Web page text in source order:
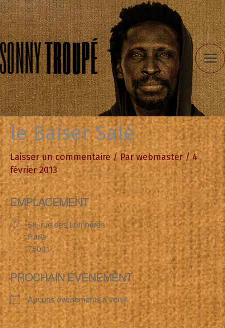
Aller
au
contenu
le Baiser Salé
Laisser un commentaire / Parwebmaster/4
février 2013
EMPLACEMENT
58, rue des Lombards
Paris
75001
PROCHAIN ÉVÈNEMENT
Aucuns évènements à venir